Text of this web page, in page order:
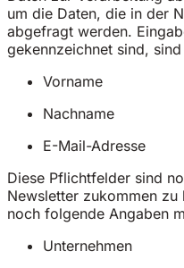
um die Daten, die in der
abgefragt werden.
gekennzeichnet sind,
Vorname
Nachname
E-Mail-Adresse
Diese Pflichtfelder sind
Newsletter zukommen
noch folgende Angaben
Unternehmen